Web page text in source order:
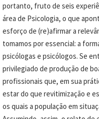
portanto, fruto de seis
área de Psicologia, o que
esforço de (re)afirmar a
tomamos por essencial: a
psicólogas e psicólogos. Se
privilegiado de produção de
profissionais que, em sua
estar do que revitimização e
os quais a população em